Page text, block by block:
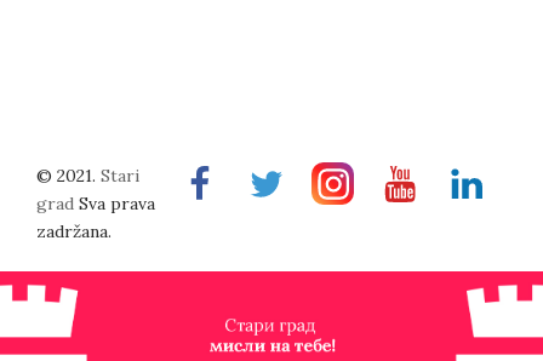
FacebookTwitterInstragramYoutubeLinkedin
© 2021. Stari
grad Sva prava
zadržana.